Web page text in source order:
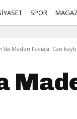
SPOR
Maden Faciası: Can